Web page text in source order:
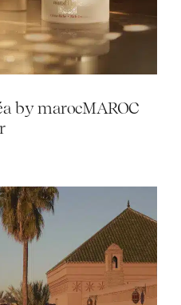
by marocMAROC